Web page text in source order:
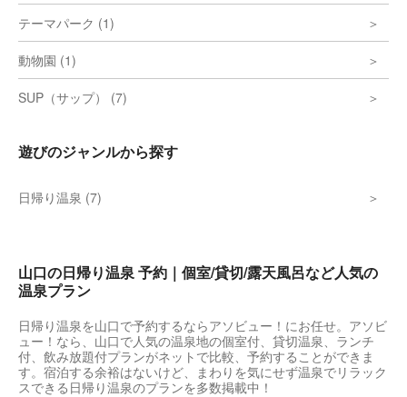
テーマパーク (1)
動物園 (1)
SUP（サップ） (7)
遊びのジャンルから探す
日帰り温泉 (7)
山口の日帰り温泉 予約｜個室/貸切/露天風呂など人気の
温泉プラン
日帰り温泉を山口で予約するならアソビュー！にお任せ。アソビ
ュー！なら、山口で人気の温泉地の個室付、貸切温泉、ランチ
付、飲み放題付プランがネットで比較、予約することができま
す。宿泊する余裕はないけど、まわりを気にせず温泉でリラック
スできる日帰り温泉のプランを多数掲載中！